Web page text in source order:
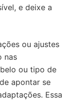
e deixe a
ou ajustes
nas
ou tipo de
apontar se
Essa